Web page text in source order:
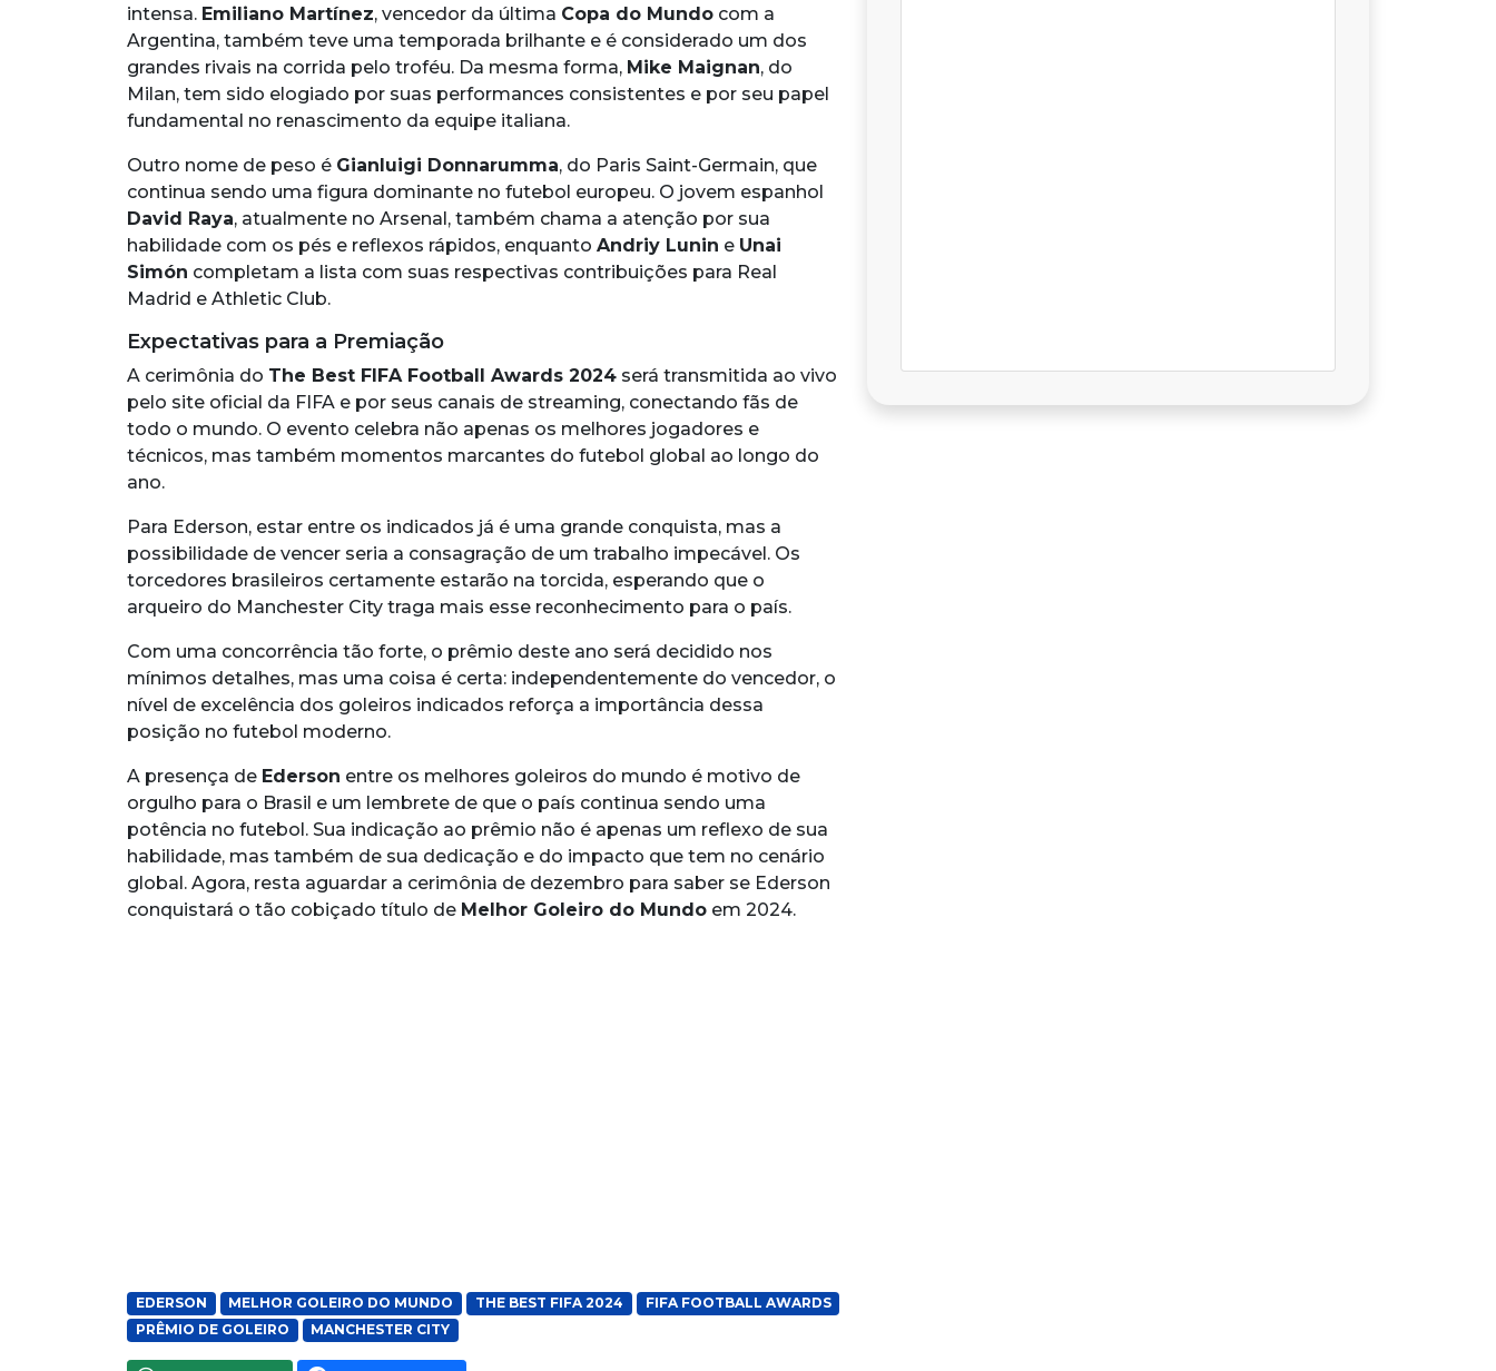
intensa. Emiliano Martínez, vencedor da última Copa do Mundo com a
Argentina, também teve uma temporada brilhante e é considerado um dos
grandes rivais na corrida pelo troféu. Da mesma forma, Mike Maignan, do
Milan, tem sido elogiado por suas performances consistentes e por seu papel
fundamental no renascimento da equipe italiana.
Outro nome de peso é Gianluigi Donnarumma, do Paris Saint-Germain, que
continua sendo uma figura dominante no futebol europeu. O jovem espanhol
David Raya, atualmente no Arsenal, também chama a atenção por sua
habilidade com os pés e reflexos rápidos, enquanto Andriy Lunin e Unai
Simón completam a lista com suas respectivas contribuições para Real
Madrid e Athletic Club.
Expectativas para a Premiação
A cerimônia do The Best FIFA Football Awards 2024 será transmitida ao vivo
pelo site oficial da FIFA e por seus canais de streaming, conectando fãs de
todo o mundo. O evento celebra não apenas os melhores jogadores e
técnicos, mas também momentos marcantes do futebol global ao longo do
ano.
Para Ederson, estar entre os indicados já é uma grande conquista, mas a
possibilidade de vencer seria a consagração de um trabalho impecável. Os
torcedores brasileiros certamente estarão na torcida, esperando que o
arqueiro do Manchester City traga mais esse reconhecimento para o país.
Com uma concorrência tão forte, o prêmio deste ano será decidido nos
mínimos detalhes, mas uma coisa é certa: independentemente do vencedor, o
nível de excelência dos goleiros indicados reforça a importância dessa
posição no futebol moderno.
A presença de Ederson entre os melhores goleiros do mundo é motivo de
orgulho para o Brasil e um lembrete de que o país continua sendo uma
potência no futebol. Sua indicação ao prêmio não é apenas um reflexo de sua
habilidade, mas também de sua dedicação e do impacto que tem no cenário
global. Agora, resta aguardar a cerimônia de dezembro para saber se Ederson
conquistará o tão cobiçado título de Melhor Goleiro do Mundo em 2024.
EDERSON MELHOR GOLEIRO DO MUNDO THE BEST FIFA 2024
FIFA FOOTBALL AWARDS
PRÊMIO DE GOLEIRO
MANCHESTER CITY